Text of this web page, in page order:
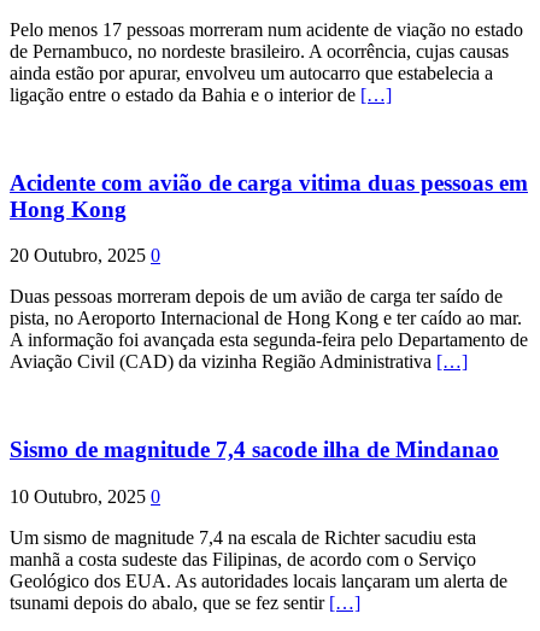
Pelo menos 17 pessoas morreram num acidente de viação no estado
de Pernambuco, no nordeste brasileiro. A ocorrência, cujas causas
ainda estão por apurar, envolveu um autocarro que estabelecia a
ligação entre o estado da Bahia e o interior de […]
Acidente com avião de carga vitima duas pessoas em
Hong Kong
20 Outubro, 2025 0
Duas pessoas morreram depois de um avião de carga ter saído de
pista, no Aeroporto Internacional de Hong Kong e ter caído ao mar.
A informação foi avançada esta segunda-feira pelo Departamento de
Aviação Civil (CAD) da vizinha Região Administrativa […]
Sismo de magnitude 7,4 sacode ilha de Mindanao
10 Outubro, 2025 0
Um sismo de magnitude 7,4 na escala de Richter sacudiu esta
manhã a costa sudeste das Filipinas, de acordo com o Serviço
Geológico dos EUA. As autoridades locais lançaram um alerta de
tsunami depois do abalo, que se fez sentir […]